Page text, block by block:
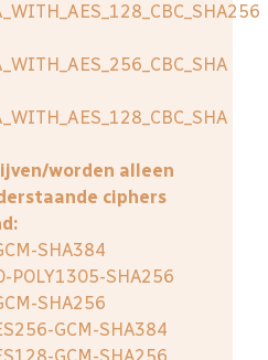
worden alleen
ciphers
SHA384
POLY1305-SHA256
SHA256
GCM-SHA384